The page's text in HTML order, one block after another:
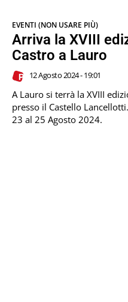
EVENTI (NON USARE PIÙ)
Arriva la XVIII
Castro a Lauro
12 Agosto 2024 - 19:01
A Lauro si terrà la XVIII
presso il Castello
23 al 25 Agosto 2024.